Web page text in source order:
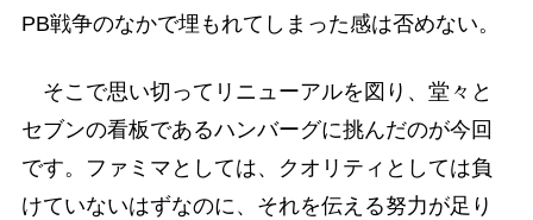
PB戦争のなかで埋もれてしまった感は否めない。
そこで思い切ってリニューアルを図り、堂々と
セブンの看板であるハンバーグに挑んだのが今回
です。ファミマとしては、クオリティとしては負
けていないはずなのに、それを伝える努力が足り